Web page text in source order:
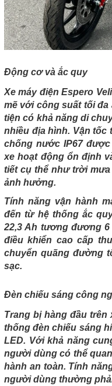
Động cơ và ắc quy
Xe máy điện Espero
mẽ với công suất tối
tiện có khả năng di
nhiều địa hình. Vận tốc
chống nước IP67
xe hoạt động ổn định
tiết cụ thể như trời
ảnh hưởng.
Tính năng vận hành
đến từ hệ thống ắc
22,3 Ah tương đương
điều khiển cao cấp
chuyển quãng đường
sạc.
Đèn chiếu sáng công
Trang bị hàng đầu trên
thống đèn chiếu sáng
LED. Với khả năng
người dùng có thể
hành an toàn. Tính
người dùng thường